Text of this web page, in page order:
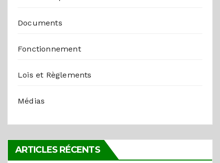
Documents
Fonctionnement
Lois et Règlements
Médias
ARTICLES RÉCENTS